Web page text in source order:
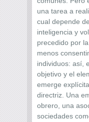
una tarea a
cual depende
inteligencia y
precedido por
menos
individuos: así,
objetivo y el
emerge
directriz. Una
obrero, una
sociedades